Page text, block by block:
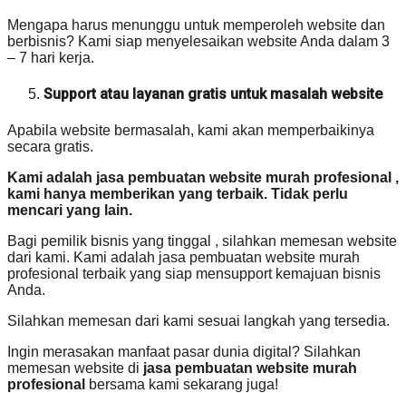
Mengapa harus menunggu untuk memperoleh website dan
berbisnis? Kami siap menyelesaikan website Anda dalam 3
– 7 hari kerja.
Support atau layanan gratis untuk masalah website
Apabila website bermasalah, kami akan memperbaikinya
secara gratis.
Kami adalah jasa pembuatan website murah profesional ,
kami hanya memberikan yang terbaik. Tidak perlu
mencari yang lain.
Bagi pemilik bisnis yang tinggal , silahkan memesan website
dari kami. Kami adalah jasa pembuatan website murah
profesional terbaik yang siap mensupport kemajuan bisnis
Anda.
Silahkan memesan dari kami sesuai langkah yang tersedia.
Ingin merasakan manfaat pasar dunia digital? Silahkan
memesan website di jasa pembuatan website murah
profesional bersama kami sekarang juga!